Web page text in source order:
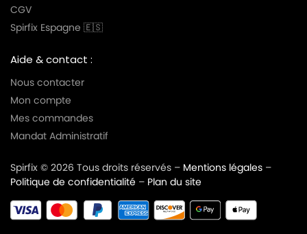
CGV
Spirfix Espagne 🇪🇸
Aide & contact :
Nous contacter
Mon compte
Mes commandes
Mandat Administratif
Spirfix © 2026 Tous droits réservés – Mentions légales –
Politique de confidentialité – Plan du site